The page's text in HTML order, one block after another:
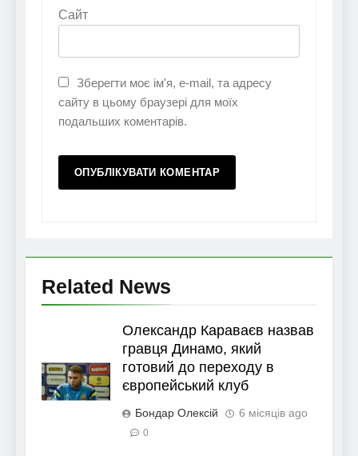
Сайт
Зберегти моє ім'я, e-mail, та адресу
сайту в цьому браузері для моїх
подальших коментарів.
Related News
Олександр Караваєв назвав
гравця Динамо, який
готовий до переходу в
європейський клуб
Бондар Олексій 6 місяців ago
0